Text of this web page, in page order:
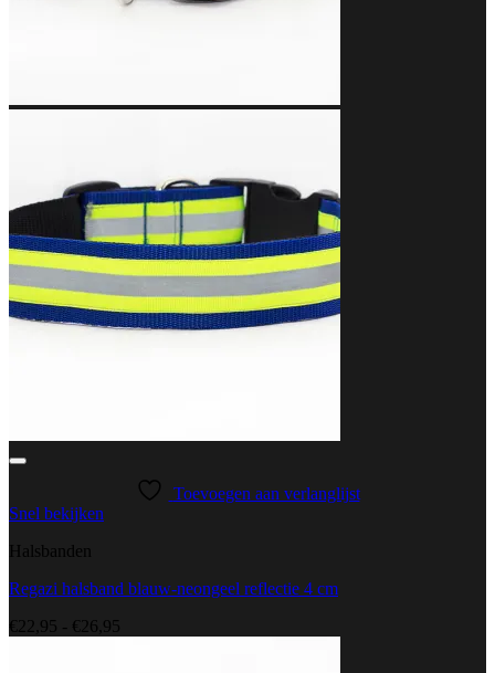
Toevoegen aan verlanglijst
Snel bekijken
Halsbanden
Regazi halsband blauw-neongeel reflectie 4 cm
€ 22,95 - € 26,95